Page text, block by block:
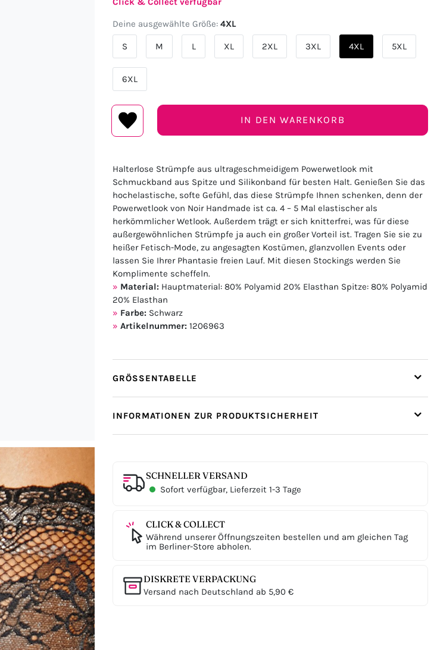
Deine ausgewählte Größe: 4XL
S M L XL 2XL 3XL 4XL 5XL
6XL
IN DEN WARENKORB
Halterlose Strümpfe aus ultrageschmeidigem Powerwetlook mit
Schmuckband aus Spitze und Silikonband für besten Halt. Genießen Sie das
hochelastische, softe Gefühl, das diese Strümpfe Ihnen schenken, denn der
Powerwetlook von Noir Handmade ist ca. 4 – 5 Mal elastischer als
herkömmlicher Wetlook. Außerdem trägt er sich knitterfrei, was für diese
außergewöhnlichen Strümpfe ja auch ein großer Vorteil ist. Tragen Sie sie zu
heißer Fetisch-Mode, zu angesagten Kostümen, glanzvollen Events oder
lassen Sie Ihrer Phantasie freien Lauf. Mit diesen Stockings werden Sie
Komplimente scheffeln.
Material: Hauptmaterial: 80% Polyamid 20% Elasthan Spitze: 80% Polyamid
20% Elasthan
Farbe: Schwarz
Artikelnummer: 1206963
GRÖSSENTABELLE
INFORMATIONEN ZUR PRODUKTSICHERHEIT
SCHNELLER VERSAND
Sofort verfügbar, Lieferzeit 1-3 Tage
CLICK & COLLECT
Während unserer Öffnungszeiten bestellen und am gleichen Tag
im Berliner-Store abholen.
DISKRETE VERPACKUNG
Versand nach Deutschland ab 5,90 €